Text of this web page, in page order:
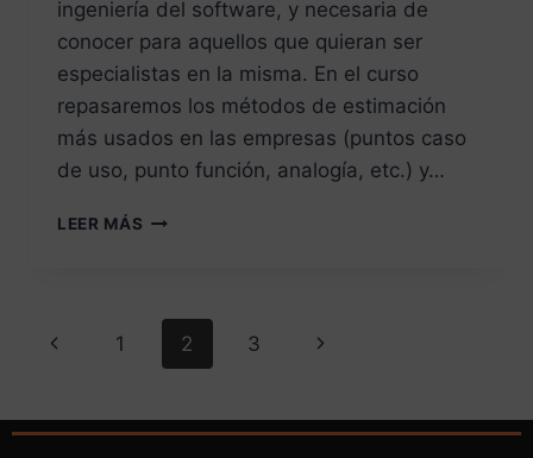
ingeniería del software, y necesaria de
conocer para aquellos que quieran ser
especialistas en la misma. En el curso
repasaremos los métodos de estimación
más usados en las empresas (puntos caso
de uso, punto función, analogía, etc.) y…
LEER MÁS
1 2 3